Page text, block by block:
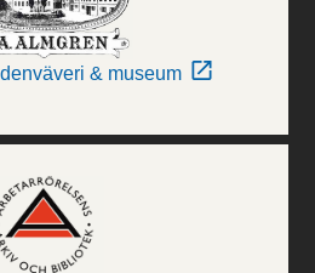
& museum